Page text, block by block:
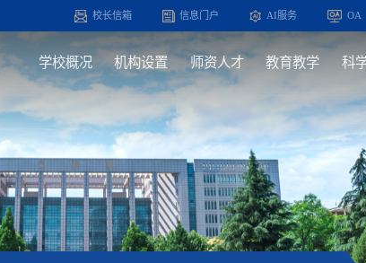
校长信箱 信息门户 AI服务 OA
学校概况 机构设置 师资人才 教育教学 科